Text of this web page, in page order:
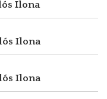
Ilona
Ilona
Ilona